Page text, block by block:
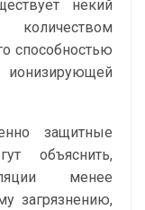
некий
способностью
защитные
объяснить,
менее
загрязнению,